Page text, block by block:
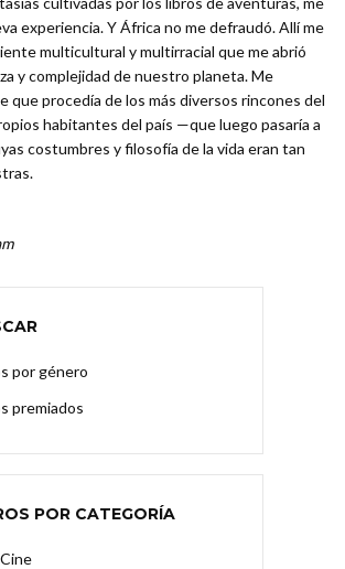
experiencia. Y África no me defraudó. Allí me
multicultural y multirracial que me abrió
y complejidad de nuestro planeta. Me
que procedía de los más diversos rincones del
habitantes del país —que luego pasaría a
costumbres y filosofía de la vida eran tan
por género
premiados
POR CATEGORÍA
Cine